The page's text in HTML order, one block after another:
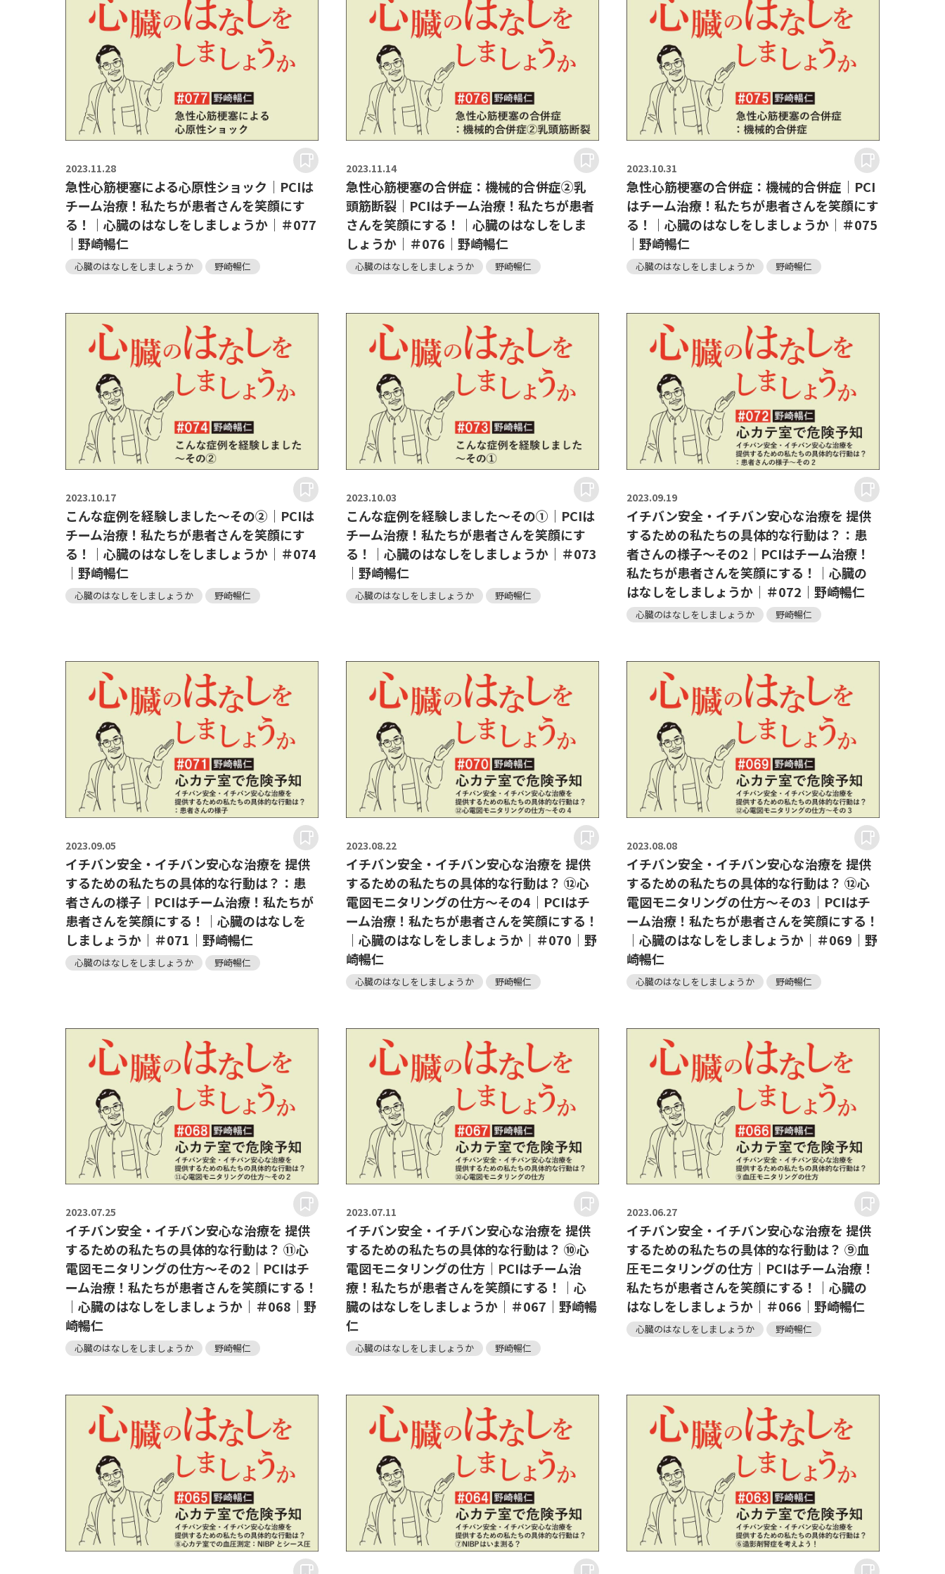
2023.11.28
急性心筋梗塞による心原性ショック｜PCIは
チーム治療！私たちが患者さんを笑顔にす
る！｜心臓のはなしをしましょうか｜＃077
｜野崎暢仁
心臓のはなしをしましょうか 野崎暢仁
2023.11.14
急性心筋梗塞の合併症：機械的合併症②乳
頭筋断裂｜PCIはチーム治療！私たちが患者
さんを笑顔にする！｜心臓のはなしをしま
しょうか｜＃076｜野崎暢仁
心臓のはなしをしましょうか 野崎暢仁
2023.10.31
急性心筋梗塞の合併症：機械的合併症｜PCI
はチーム治療！私たちが患者さんを笑顔にす
る！｜心臓のはなしをしましょうか｜＃075
｜野崎暢仁
心臓のはなしをしましょうか 野崎暢仁
2023.10.17
こんな症例を経験しました～その②｜PCIは
チーム治療！私たちが患者さんを笑顔にす
る！｜心臓のはなしをしましょうか｜＃074
｜野崎暢仁
心臓のはなしをしましょうか 野崎暢仁
2023.10.03
こんな症例を経験しました～その①｜PCIは
チーム治療！私たちが患者さんを笑顔にす
る！｜心臓のはなしをしましょうか｜＃073
｜野崎暢仁
心臓のはなしをしましょうか 野崎暢仁
2023.09.19
イチバン安全・イチバン安心な治療を 提供
するための私たちの具体的な行動は？：患
者さんの様子～その2｜PCIはチーム治療！
私たちが患者さんを笑顔にする！｜心臓の
はなしをしましょうか｜＃072｜野崎暢仁
心臓のはなしをしましょうか 野崎暢仁
2023.09.05
イチバン安全・イチバン安心な治療を 提供
するための私たちの具体的な行動は？：患
者さんの様子｜PCIはチーム治療！私たちが
患者さんを笑顔にする！｜心臓のはなしを
しましょうか｜＃071｜野崎暢仁
心臓のはなしをしましょうか 野崎暢仁
2023.08.22
イチバン安全・イチバン安心な治療を 提供
するための私たちの具体的な行動は？ ⑫心
電図モニタリングの仕方～その4｜PCIはチ
ーム治療！私たちが患者さんを笑顔にする！
｜心臓のはなしをしましょうか｜＃070｜野
崎暢仁
心臓のはなしをしましょうか 野崎暢仁
2023.08.08
イチバン安全・イチバン安心な治療を 提供
するための私たちの具体的な行動は？ ⑫心
電図モニタリングの仕方～その3｜PCIはチ
ーム治療！私たちが患者さんを笑顔にする！
｜心臓のはなしをしましょうか｜＃069｜野
崎暢仁
心臓のはなしをしましょうか 野崎暢仁
2023.07.25
イチバン安全・イチバン安心な治療を 提供
するための私たちの具体的な行動は？ ⑪心
電図モニタリングの仕方～その2｜PCIはチ
ーム治療！私たちが患者さんを笑顔にする！
｜心臓のはなしをしましょうか｜＃068｜野
崎暢仁
心臓のはなしをしましょうか 野崎暢仁
2023.07.11
イチバン安全・イチバン安心な治療を 提供
するための私たちの具体的な行動は？ ⑩心
電図モニタリングの仕方｜PCIはチーム治
療！私たちが患者さんを笑顔にする！｜心
臓のはなしをしましょうか｜＃067｜野崎暢
仁
心臓のはなしをしましょうか 野崎暢仁
2023.06.27
イチバン安全・イチバン安心な治療を 提供
するための私たちの具体的な行動は？ ⑨血
圧モニタリングの仕方｜PCIはチーム治療！
私たちが患者さんを笑顔にする！｜心臓の
はなしをしましょうか｜＃066｜野崎暢仁
心臓のはなしをしましょうか 野崎暢仁